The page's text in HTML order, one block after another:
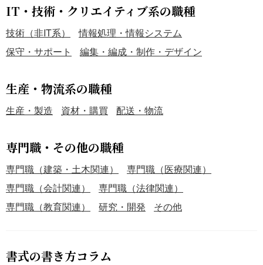
IT・技術・クリエイティブ系の職種
技術（非IT系）
情報処理・情報システム
保守・サポート
編集・編成・制作・デザイン
生産・物流系の職種
生産・製造 資材・購買 配送・物流
専門職・その他の職種
専門職（建築・土木関連）
専門職（医療関連）
専門職（会計関連）
専門職（法律関連）
専門職（教育関連）
研究・開発 その他
書式の書き方コラム